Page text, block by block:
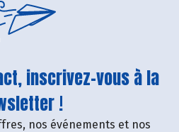
inscrivez-vous à la
!
nos événements et nos